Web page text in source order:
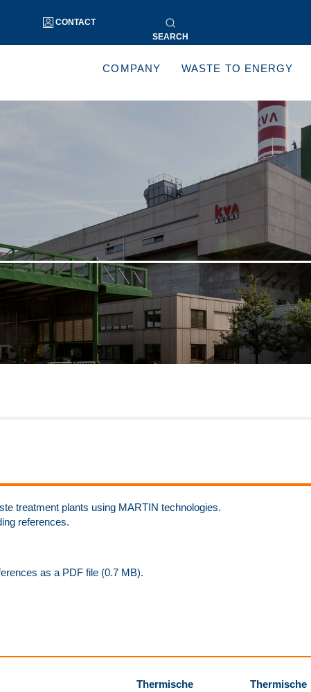
CONTACT
SEARCH
COMPANY WASTE TO ENERGY
treatment plants using MARTIN technologies.
references.
as a PDF file (0.7 MB).
Thermische
Thermische